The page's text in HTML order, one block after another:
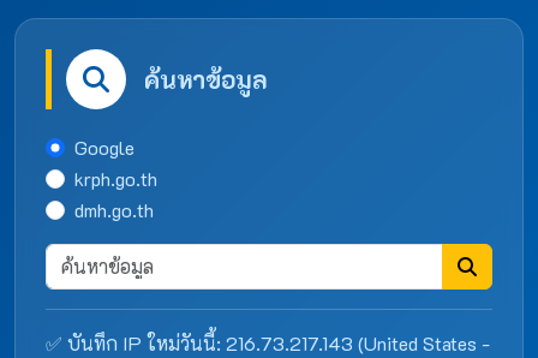
ค้นหาข้อมูล
Google
krph.go.th
dmh.go.th
✅ บันทึก IP ใหม่วันนี้: 216.73.217.143 (United States -